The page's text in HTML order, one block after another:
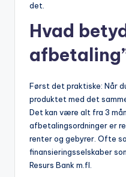
det.
Hvad
Først det praktiske: Når
produktet med det
Det kan være alt fra 3
afbetalingsordninger er
renter og gebyrer. Ofte
finansieringsselskaber
Resurs Bank m.fl.